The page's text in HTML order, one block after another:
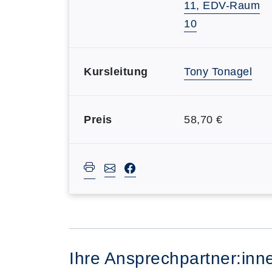
11, EDV-Raum
10
Kursleitung Tony Tonagel
Preis 58,70 €
Ihre